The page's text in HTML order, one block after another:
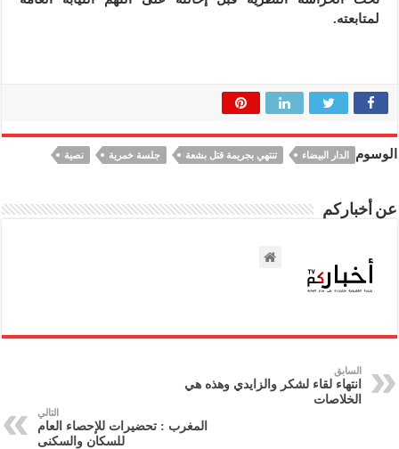
لمتابعته.
الوسوم الدار البيضاء تنتهي بجريمة قتل بشعة جلسة خمرية نصية
عن أخباركم
السابق
انتهاء لقاء لشكر والزايدي وهذه هي
الخلاصات
التالي
المغرب : تحضيرات للإحصاء العام
للسكان والسكنى